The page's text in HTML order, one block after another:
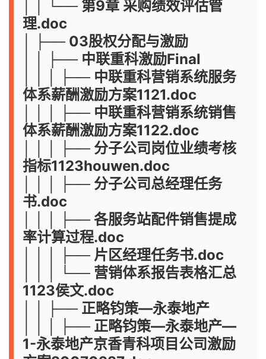
│ │ └── 第9章 采购绩效评估管
理.doc
│ ├── 03股权分配与激励
│ │ ├── 中联重科激励Final
│ │ │ ├── 中联重科营销系统服务
体系薪酬激励方案1121.doc
│ │ │ ├── 中联重科营销系统销售
体系薪酬激励方案1122.doc
│ │ │ ├── 分子公司岗位业绩考核
指标1123houwen.doc
│ │ │ ├── 分子公司总经理任务
书.doc
│ │ │ ├── 各服务站配件销售提成
率计算过程.doc
│ │ │ ├── 片区经理任务书.doc
│ │ │ └── 营销体系报告表格汇总
1123侯文.doc
│ │ ├── 正略钧策—永泰地产
│ │ │ ├── 正略钧策—永泰地产—
1-永泰地产京香青科项目公司激励